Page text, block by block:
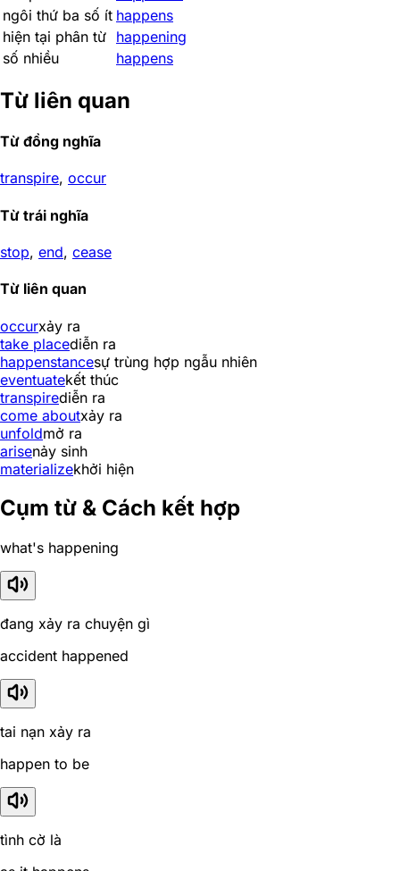
ngôi thứ ba số ít happens
hiện tại phân từ happening
số nhiều
happens
Từ liên quan
Từ đồng nghĩa
transpire, occur
Từ trái nghĩa
stop, end, cease
Từ liên quan
occurxảy ra
take placediễn ra
happenstancesự trùng hợp ngẫu nhiên
eventuatekết thúc
transpirediễn ra
come aboutxảy ra
unfoldmở ra
arisenảy sinh
materializekhởi hiện
Cụm từ & Cách kết hợp
what's happening
đang xảy ra chuyện gì
accident happened
tai nạn xảy ra
happen to be
tình cờ là